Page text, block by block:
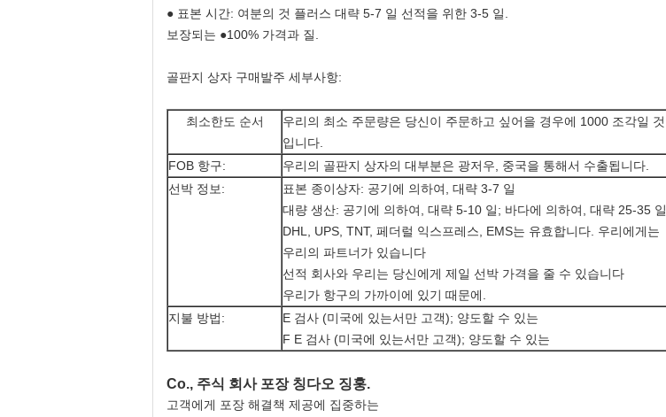
● 표본 시간: 여분의 것 플러스 대략 5-7 일 선적을 위한 3-5 일.
보장되는 ●100% 가격과 질.
골판지 상자 구매발주 세부사항:
최소한도 순서
우리의 최소 주문량은 당신이 주문하고 싶어을 경우에 1000 조각일 것
입니다.
FOB 항구:
우리의 골판지 상자의 대부분은 광저우, 중국을 통해서 수출됩니다.
선박 정보:
표본 종이상자: 공기에 의하여, 대략 3-7 일
대량 생산: 공기에 의하여, 대략 5-10 일; 바다에 의하여, 대략 25-35 일
DHL, UPS, TNT, 페더럴 익스프레스, EMS는 유효합니다. 우리에게는
우리의 파트너가 있습니다
선적 회사와 우리는 당신에게 제일 선박 가격을 줄 수 있습니다
우리가 항구의 가까이에 있기 때문에.
지불 방법:
E 검사 (미국에 있는서만 고객); 양도할 수 있는
F E 검사 (미국에 있는서만 고객); 양도할 수 있는
Co., 주식 회사 포장 칭다오 징훙.
고객에게 포장 해결책 제공에 집중하는